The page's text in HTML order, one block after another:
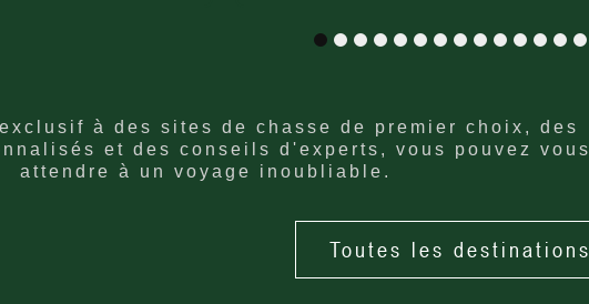
4 5 6 7 8 9 1011 12131415
à des sites de chasse de premier choix, des
et des conseils d'experts, vous pouvez vous
attendre à un voyage inoubliable.
Toutes les destinations